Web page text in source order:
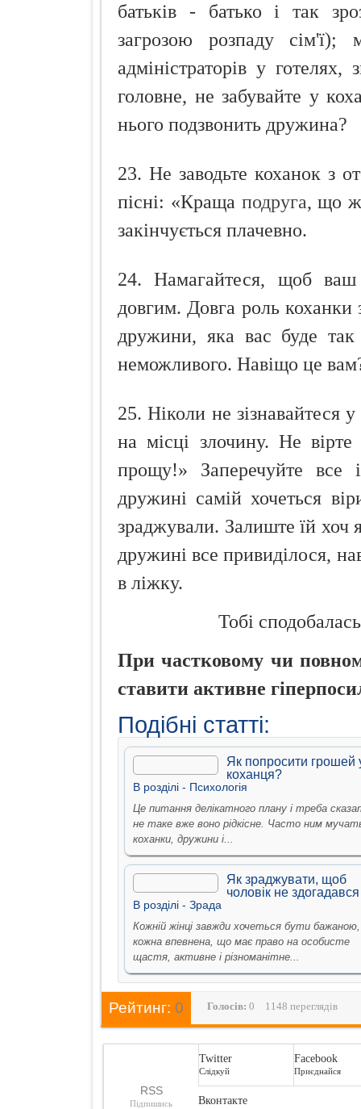
батьків - батько і так
загрозою розпаду сім'ї);
адміністраторів у
головне, не забувайте у
нього подзвонить дружина?
23. Не заводьте коханок з
пісні: «Краща подруга, що ж
закінчується плачевно.
24. Намагайтеся, щоб
довгим. Довга роль коханки
дружини, яка вас буде так
неможливого. Навіщо це
25. Ніколи не зізнавайтеся
на місці злочину. Не
прощу!» Заперечуйте
дружині самій хочеться
зраджували. Залиште їй хоч
дружині все привиділося,
в ліжку.
Тобі
При частковому чи
ставити активне
Подібні статті:
Як попросити грошей
коханця?
В рoздiлi - Психологiя
Це питання делікатного плану і треба
не таке вже воно рідкісне. Часто ним
коханки, дружини і...
Як зраджувати, щоб
чоловік не здогадався
В рoздiлi - Зрада
Кожній жінці завжди хочеться бути бажаною,
кожна впевнена, що має право на особисте
щастя, активне і різноманітне...
Рейтинг: 0 Голосiв: 0 1148 переглядів
RSS
Підпишись
Twitter
Слідкуй
Facebook
Приєднайся
Вконтакте